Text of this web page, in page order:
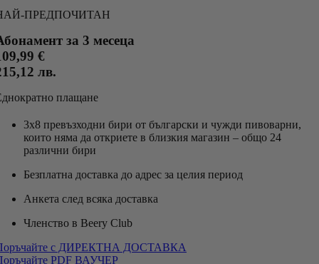
ПРЕДПОЧИТАН
за 3 месеца
€
лв.
плащане
3х8 превъзходни бири от български и чужди пивоварни,
които няма да откриете в близкия магазин – общо 24
различни бири
Безплатна доставка до адрес за целия период
Анкета след всяка доставка
Членство в Beery Club
с ДИРЕКТНА ДОСТАВКА
PDF ВАУЧЕР